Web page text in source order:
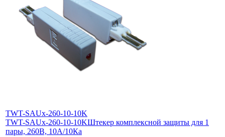
TWT-SAUx-260-10-10K
TWT-SAUx-260-10-10KШтекер комплексной защиты для 1
пары, 260В, 10А/10Ка